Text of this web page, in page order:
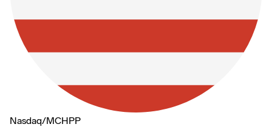
Nasdaq/MCHPP